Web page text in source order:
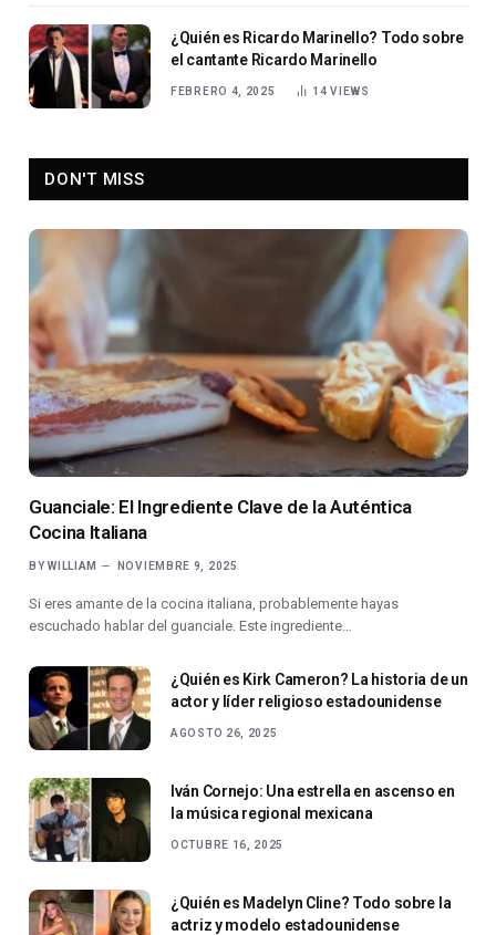
¿Quién es Ricardo Marinello? Todo sobre
el cantante Ricardo Marinello
FEBRERO 4, 2025 14VIEWS
DON'T MISS
Guanciale: El Ingrediente Clave de la Auténtica
Cocina Italiana
BY WILLIAM NOVIEMBRE 9, 2025
Si eres amante de la cocina italiana, probablemente hayas
escuchado hablar del guanciale. Este ingrediente…
¿Quién es Kirk Cameron? La historia de un
actor y líder religioso estadounidense
AGOSTO 26, 2025
Iván Cornejo: Una estrella en ascenso en
la música regional mexicana
OCTUBRE 16, 2025
¿Quién es Madelyn Cline? Todo sobre la
actriz y modelo estadounidense